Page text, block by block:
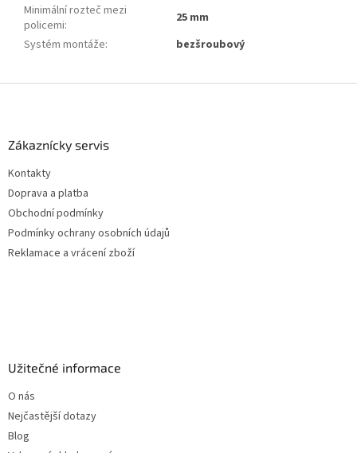
Minimální rozteč mezi
policemi:
25 mm
Systém montáže: bezšroubový
Zákaznícky servis
Kontakty
Doprava a platba
Obchodní podmínky
Podmínky ochrany osobních údajů
Reklamace a vrácení zboží
Užitečné informace
O nás
Nejčastější dotazy
Blog